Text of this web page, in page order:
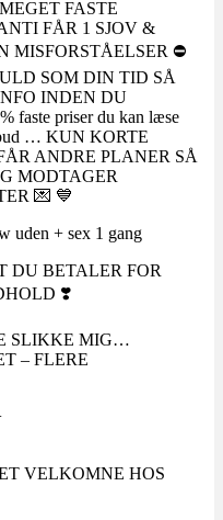
FASTE
FÅR 1 SJOV &
⛔
SOM DIN TID SÅ
INDEN DU
priser du kan læse
… KUN KORTE
ANDRE PLANER SÅ
MODTAGER
💌 💙
uden + sex 1 gang
DU BETALER FOR
❣️
SLIKKE MIG…
– FLERE
VELKOMNE HOS